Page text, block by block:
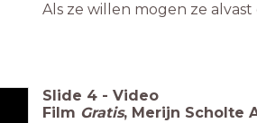
Als ze willen mogen ze
Slide 4 - Video
Film Gratis, Merijn Scholte